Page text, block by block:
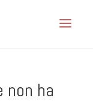
non ha